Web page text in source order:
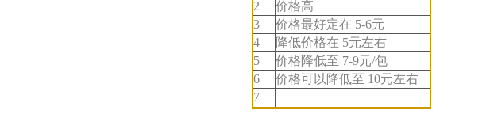
2
价格高
3
价格最好定在 5-6元
4
降低价格在 5元左右
5
价格降低至 7-9元/包
6
价格可以降低至 10元左右
7